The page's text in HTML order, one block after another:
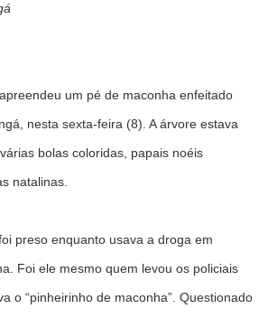
um pé de maconha enfeitado
nesta sexta-feira (8). A árvore estava
bolas coloridas, papais noéis
natalinas.
preso enquanto usava a droga em
Foi ele mesmo quem levou os policiais
o “pinheirinho de maconha”. Questionado